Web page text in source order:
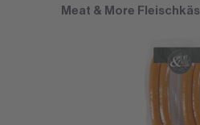
Meat & More